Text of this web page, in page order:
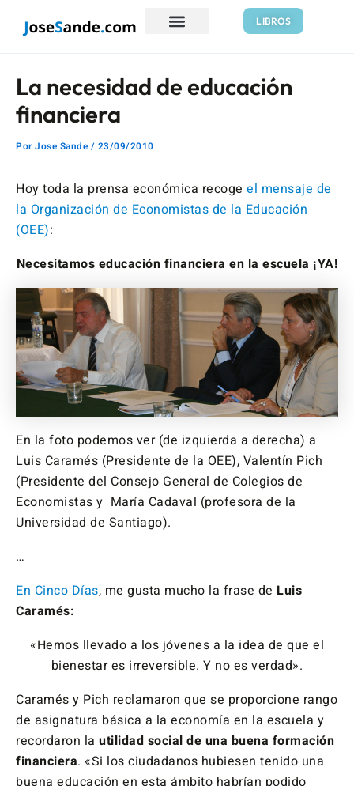
LIBROS
La necesidad de educación
financiera
Por Jose Sande / 23/09/2010
Hoy toda la prensa económica recoge el mensaje de
la Organización de Economistas de la Educación
(OEE):
Necesitamos educación financiera en la escuela ¡YA!
En la foto podemos ver (de izquierda a derecha) a
Luis Caramés (Presidente de la OEE), Valentín Pich
(Presidente del Consejo General de Colegios de
Economistas y María Cadaval (profesora de la
Universidad de Santiago).
…
En Cinco Días, me gusta mucho la frase de Luis
Caramés:
«Hemos llevado a los jóvenes a la idea de que el
bienestar es irreversible. Y no es verdad».
Caramés y Pich reclamaron que se proporcione rango
de asignatura básica a la economía en la escuela y
recordaron la utilidad social de una buena formación
financiera. «Si los ciudadanos hubiesen tenido una
de